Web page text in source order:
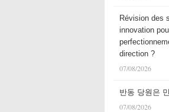
Révision des
innovation
direction ?
07/08/2026
반동 당원은
07/08/2026